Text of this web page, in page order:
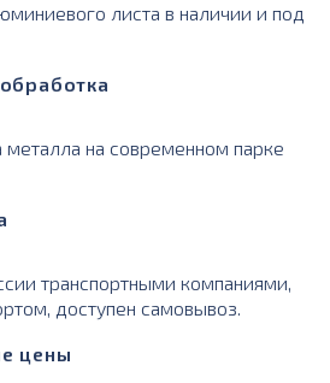
листа в наличии и под
на современном парке
транспортными компаниями,
доступен самовывоз.
цены